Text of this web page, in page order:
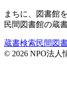
まちに、図書館
民間図書館の蔵
蔵書検索民間図
© 2026 NPO法人